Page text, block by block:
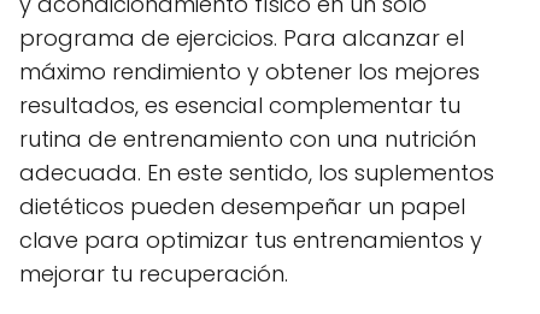
programa de ejercicios. Para alcanzar el
máximo rendimiento y obtener los mejores
resultados, es esencial complementar tu
rutina de entrenamiento con una nutrición
adecuada. En este sentido, los suplementos
dietéticos pueden desempeñar un papel
clave para optimizar tus entrenamientos y
mejorar tu recuperación.